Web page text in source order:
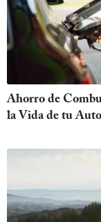
Ahorro de
la Vida de tu